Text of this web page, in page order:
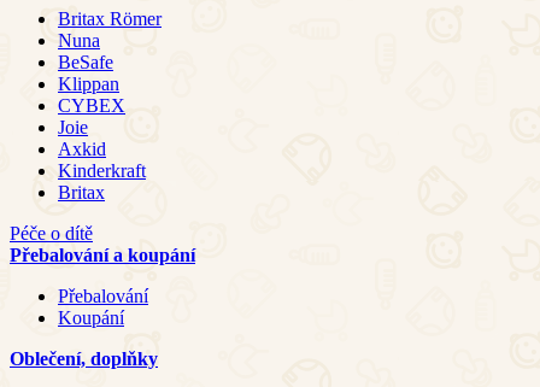
Britax Römer
Nuna
BeSafe
Klippan
CYBEX
Joie
Axkid
Kinderkraft
Britax
Péče o dítě
Přebalování a koupání
Přebalování
Koupání
Oblečení, doplňky